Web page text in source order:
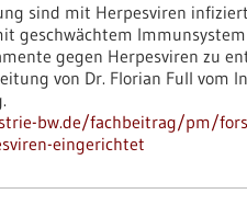
sind mit Herpesviren
geschwächtem
gegen Herpesviren zu
von Dr. Florian Full vom
bw.de/fachbeitrag/pm/
eingerichtet